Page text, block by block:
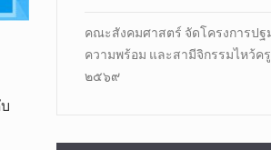
คณะสังคมศาสตร์ จัดโครงการปฐ
ความพร้อม และสามีจิกรรมไหว้ค
๒๕๖๙